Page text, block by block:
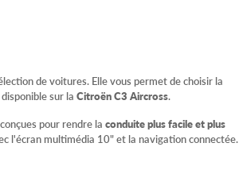
de voitures. Elle vous permet de choisir la
sur la Citroën C3 Aircross.
pour rendre la conduite plus facile et plus
l'écran multimédia 10" et la navigation connectée.